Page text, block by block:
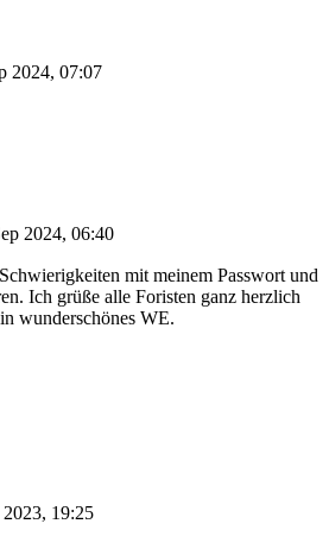
2024, 07:07
2024, 06:40
mit meinem Passwort und
Ich grüße alle Foristen ganz herzlich
wunderschönes WE.
19:25